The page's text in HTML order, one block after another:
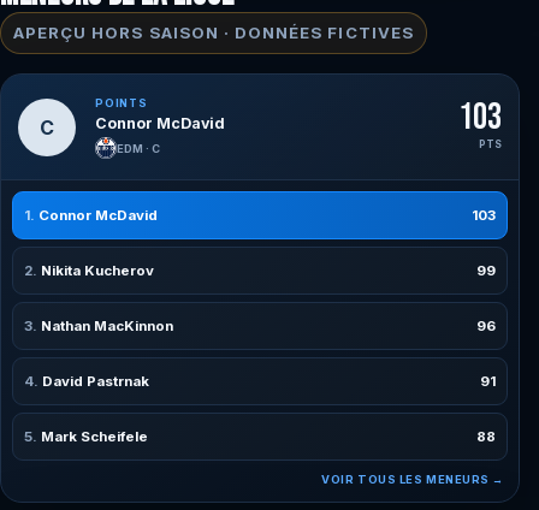
APERÇU HORS SAISON · DONNÉES FICTIVES
C
POINTS
Connor McDavid
EDM · C
103
PTS
Connor McDavid 103
Nikita Kucherov 99
Nathan MacKinnon 96
David Pastrnak 91
Mark Scheifele 88
VOIR TOUS LES MENEURS →